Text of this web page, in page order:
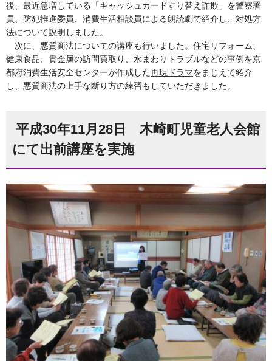
後、最近急増している「キャッシュカードすり替え詐欺」を警察署
員、防犯推進委員、消費生活相談員による朗読劇で紹介し、対処方
法について説明しました。
次に、悪質商法についての講座も行いました。住宅リフォーム、
健康食品、貴金属の訪問買取り、水まわりトラブルなどの事例を京
都府消費生活安全センターが作成した再現ドラマをまじえて紹介
し、悪質商法の上手な断り方の練習もしていただきました。
平成30年11月28日 木崎町児童老人会館
にて出前講座を実施